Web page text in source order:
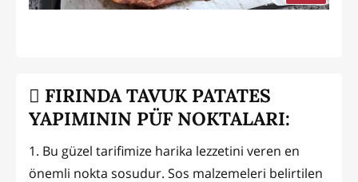
FIRINDA TAVUK PATATES
YAPIMININ PÜF NOKTALARI:
1. Bu güzel tarifimize harika lezzetini veren en
önemli nokta sosudur. Sos malzemeleri belirtilen